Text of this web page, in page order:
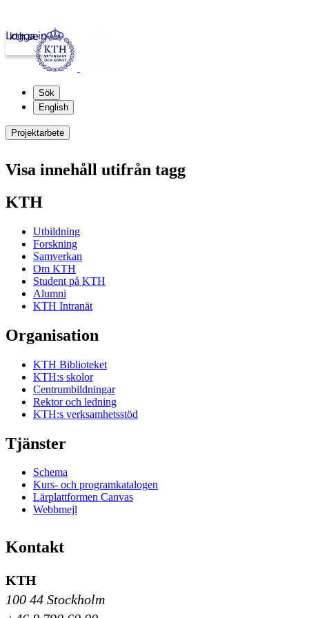
kth.se
Logga in
Sök
English
Projektarbete
Visa innehåll utifrån tagg
KTH
Utbildning
Forskning
Samverkan
Om KTH
Student på KTH
Alumni
KTH Intranät
Organisation
KTH Biblioteket
KTH:s skolor
Centrumbildningar
Rektor och ledning
KTH:s verksamhetsstöd
Tjänster
Schema
Kurs- och programkatalogen
Lärplattformen Canvas
Webbmejl
Kontakt
KTH
100 44 Stockholm